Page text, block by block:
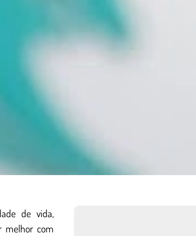
de vida,
melhor com